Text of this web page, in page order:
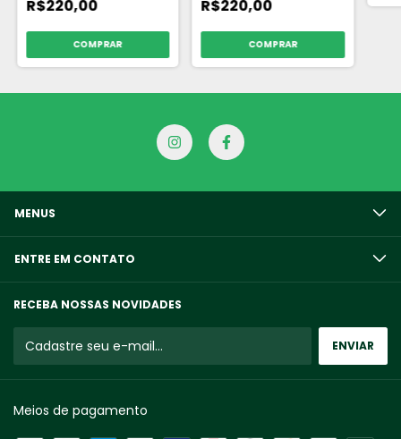
R$220,00
COMPRAR
R$220,00
COMPRAR
MENUS
ENTRE EM CONTATO
RECEBA NOSSAS NOVIDADES
Meios de pagamento